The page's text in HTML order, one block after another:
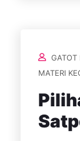
GATOT
MATERI